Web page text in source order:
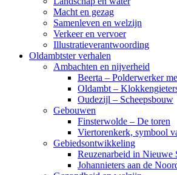
Macht en gezag
Samenleven en welzijn
Verkeer en vervoer
Illustratieverantwoording
Oldambtster verhalen
Ambachten en nijverheid
Beerta – Polderwerker
Oldambt –
Oudezijl – Scheepsbouw
Gebouwen
Finsterwolde – De toren
Viertorenkerk, symbool
Gebiedsontwikkeling
Reuzenarbeid in Nieuwe
Johannieters aan de